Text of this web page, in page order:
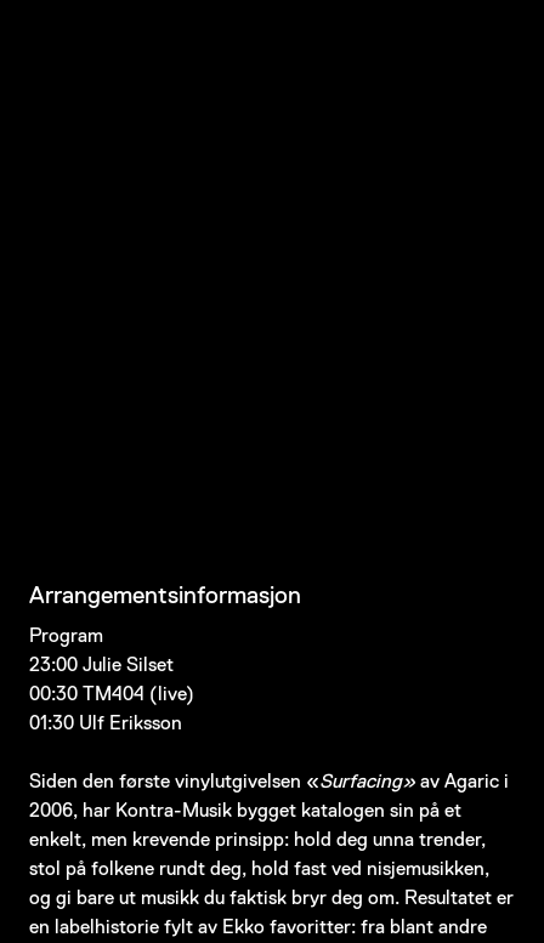
Arrangementsinformasjon
Program
23:00 Julie Silset
00:30 TM404 (live)
01:30 Ulf Eriksson
Siden den første vinylutgivelsen «Surfacing» av Agaric i
2006, har Kontra-Musik bygget katalogen sin på et
enkelt, men krevende prinsipp: hold deg unna trender,
stol på folkene rundt deg, hold fast ved nisjemusikken,
og gi bare ut musikk du faktisk bryr deg om. Resultatet er
en labelhistorie fylt av Ekko favoritter: fra blant andre